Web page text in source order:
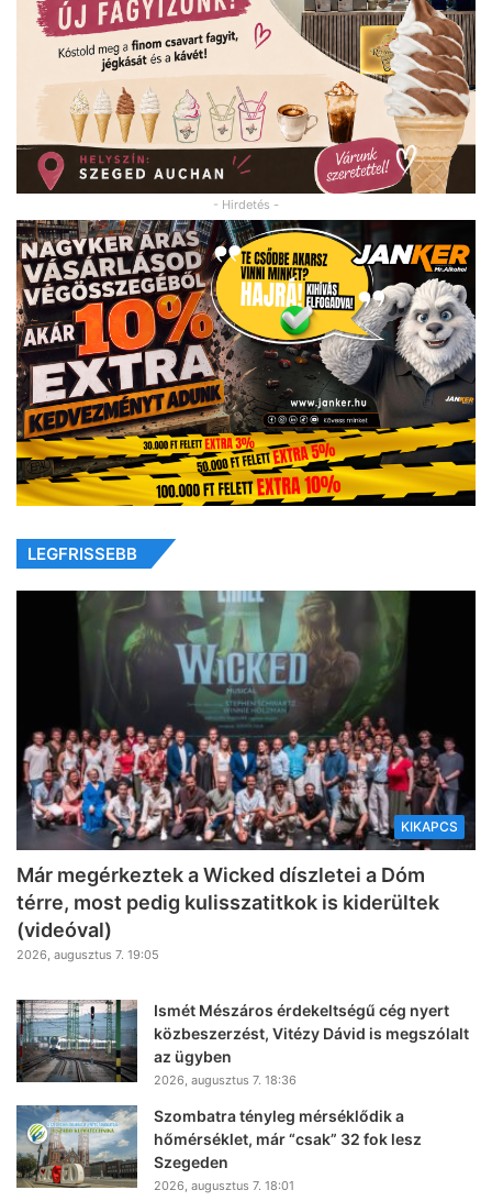
- Hirdetés -
LEGFRISSEBB
KIKAPCS
Már megérkeztek a Wicked díszletei a Dóm
térre, most pedig kulisszatitkok is kiderültek
(videóval)
2026, augusztus 7. 19:05
Ismét Mészáros érdekeltségű cég nyert
közbeszerzést, Vitézy Dávid is megszólalt
az ügyben
2026, augusztus 7. 18:36
Szombatra tényleg mérséklődik a
hőmérséklet, már “csak” 32 fok lesz
Szegeden
2026, augusztus 7. 18:01